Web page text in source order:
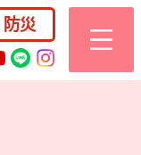
桜川市公式ホー
防災
公式Twitter
川市公式
桜川市公式
桜川市公式